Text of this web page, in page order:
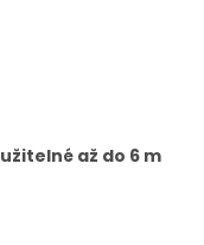
až do 6 m